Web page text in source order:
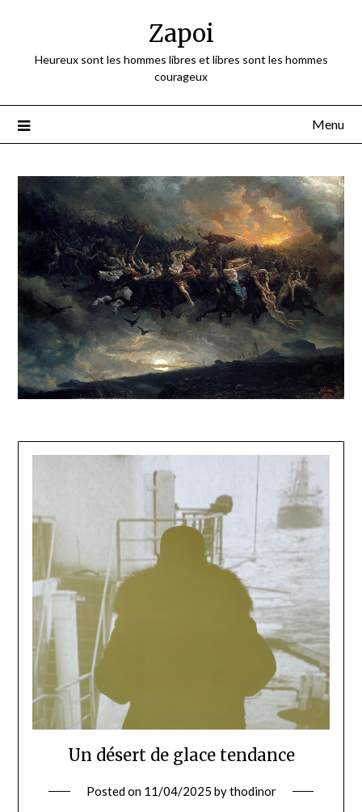
Zapoi
Heureux sont les hommes libres et libres sont les hommes
courageux
Menu
Un désert de glace tendance
Posted on 11/04/2025 bythodinor